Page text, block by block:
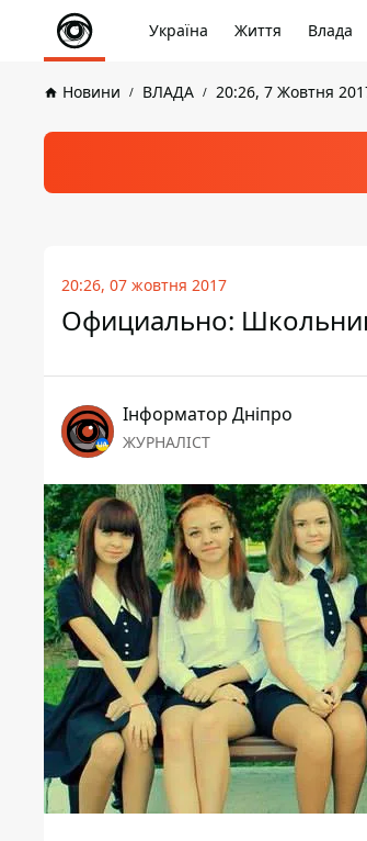
Україна Життя Влада
Новини ВЛАДА 20:26, 7 Жовтня
20:26, 07 жовтня 2017
Официально:
Інформатор Дніпро
ЖУРНАЛІСТ